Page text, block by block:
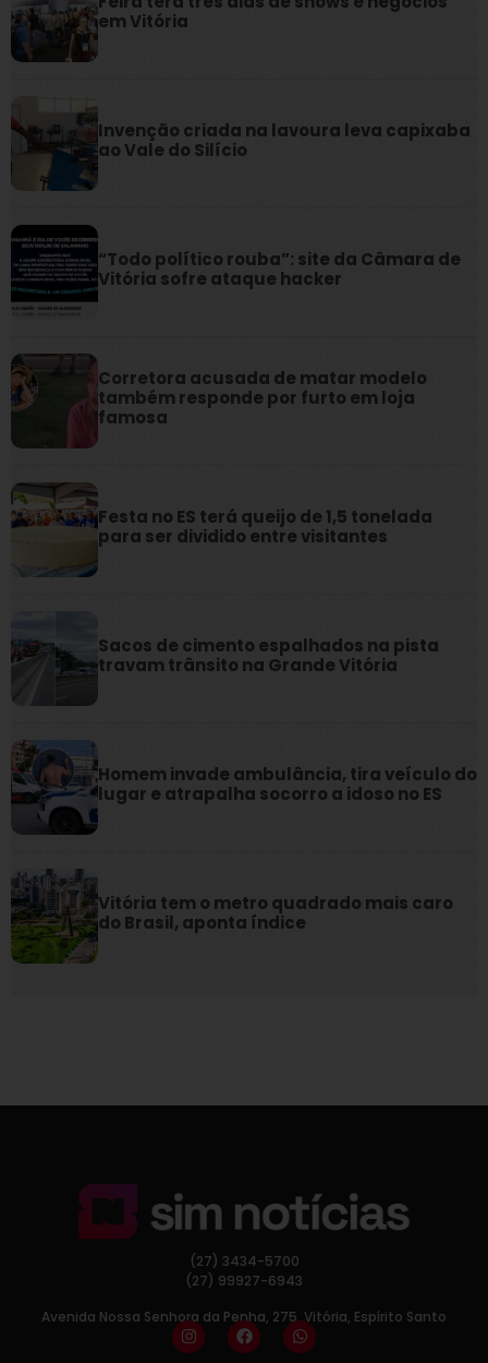
em Vitória
Invenção criada na lavoura leva capixaba
ao Vale do Silício
“Todo político rouba”: site da Câmara de
Vitória sofre ataque hacker
Corretora acusada de matar modelo
também responde por furto em loja
famosa
Festa no ES terá queijo de 1,5 tonelada
para ser dividido entre visitantes
Sacos de cimento espalhados na pista
travam trânsito na Grande Vitória
Homem invade ambulância, tira veículo do
lugar e atrapalha socorro a idoso no ES
Vitória tem o metro quadrado mais caro
do Brasil, aponta índice
(27) 3434-5700
(27) 99927-6943
Avenida Nossa Senhora da Penha, 275, Vitória, Espírito Santo